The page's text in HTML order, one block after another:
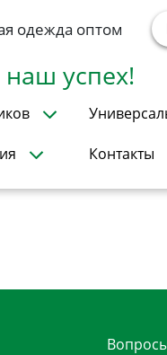
одежда оптом
успех!
Контакты